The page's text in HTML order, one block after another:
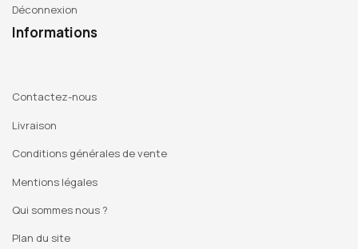
Déconnexion
Informations
Contactez-nous
Livraison
Conditions générales de vente
Mentions légales
Qui sommes nous ?
Plan du site